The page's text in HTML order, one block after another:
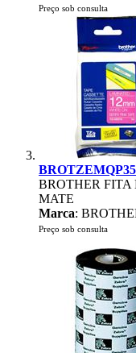
Preço sob consulta
BROTZEMQP35
BROTHER
MATE
Marca:
Preço sob consulta